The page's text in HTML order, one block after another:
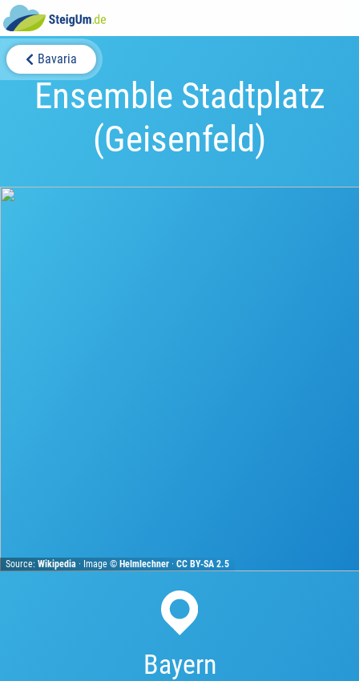
Bavaria
Ensemble Stadtplatz
(Geisenfeld)
Source:Wikipedia · Image ©Helmlechner ·CC BY-SA 2.5
Bayern